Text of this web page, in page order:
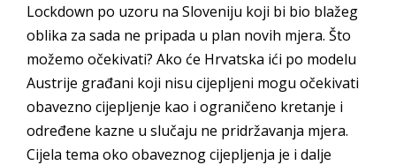
Lockdown po uzoru na Sloveniju koji bi bio blažeg
oblika za sada ne pripada u plan novih mjera. Što
možemo očekivati? Ako će Hrvatska ići po modelu
Austrije građani koji nisu cijepljeni mogu očekivati
obavezno cijepljenje kao i ograničeno kretanje i
određene kazne u slučaju ne pridržavanja mjera.
Cijela tema oko obaveznog cijepljenja je i dalje